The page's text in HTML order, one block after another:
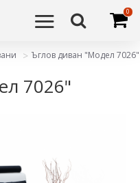
0
Ъглов диван "Модел 7026"
7026"